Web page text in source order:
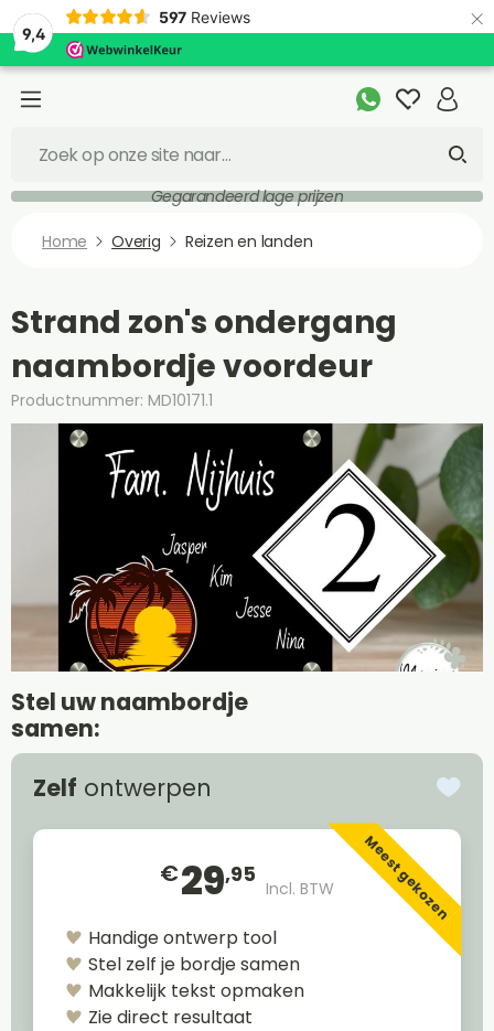
9,4
597 Reviews ×
Gegarandeerd lage prijzen
Home Overig Reizen en landen
Strand zon's ondergang
naambordje voordeur
Productnummer: MD10171.1
Stel uw naambordje
samen:
Zelf ontwerpen
€29,95
Incl. BTW Meest gekozen
Handige ontwerp tool
Stel zelf je bordje samen
Makkelijk tekst opmaken
Zie direct resultaat